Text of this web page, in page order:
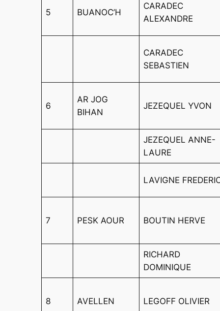
5 BUANOC’H
CARADEC
ALEXANDRE
CARADEC
SEBASTIEN
6
AR JOG
BIHAN
JEZEQUEL YVON
JEZEQUEL ANNE-
LAURE
LAVIGNE
7 PESK AOUR BOUTIN HERVE
RICHARD
DOMINIQUE
8 AVELLEN LEGOFF OLIVIER